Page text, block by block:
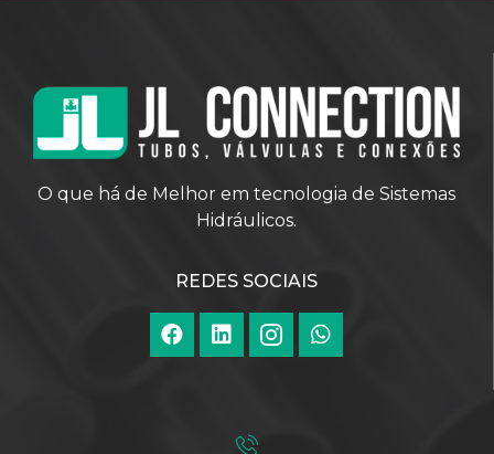
O que há de Melhor em tecnologia de Sistemas
Hidráulicos.
REDES SOCIAIS